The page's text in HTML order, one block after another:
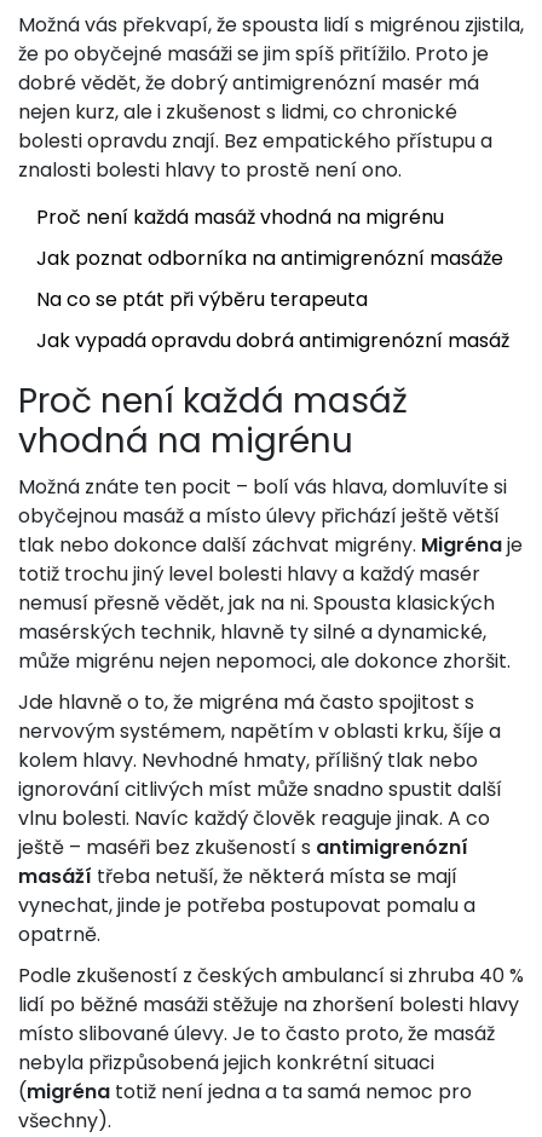
Možná vás překvapí, že spousta lidí s migrénou zjistila,
že po obyčejné masáži se jim spíš přitížilo. Proto je
dobré vědět, že dobrý antimigrenózní masér má
nejen kurz, ale i zkušenost s lidmi, co chronické
bolesti opravdu znají. Bez empatického přístupu a
znalosti bolesti hlavy to prostě není ono.
Proč není každá masáž vhodná na migrénu
Jak poznat odborníka na antimigrenózní masáže
Na co se ptát při výběru terapeuta
Jak vypadá opravdu dobrá antimigrenózní masáž
Proč není každá masáž
vhodná na migrénu
Možná znáte ten pocit – bolí vás hlava, domluvíte si
obyčejnou masáž a místo úlevy přichází ještě větší
tlak nebo dokonce další záchvat migrény. Migrénaje
totiž trochu jiný level bolesti hlavy a každý masér
nemusí přesně vědět, jak na ni. Spousta klasických
masérských technik, hlavně ty silné a dynamické,
může migrénu nejen nepomoci, ale dokonce zhoršit.
Jde hlavně o to, že migréna má často spojitost s
nervovým systémem, napětím v oblasti krku, šíje a
kolem hlavy. Nevhodné hmaty, přílišný tlak nebo
ignorování citlivých míst může snadno spustit další
vlnu bolesti. Navíc každý člověk reaguje jinak. A co
ještě – maséři bez zkušeností s antimigrenózní
masáží třeba netuší, že některá místa se mají
vynechat, jinde je potřeba postupovat pomalu a
opatrně.
Podle zkušeností z českých ambulancí si zhruba 40 %
lidí po běžné masáži stěžuje na zhoršení bolesti hlavy
místo slibované úlevy. Je to často proto, že masáž
nebyla přizpůsobená jejich konkrétní situaci
(migréna totiž není jedna a ta samá nemoc pro
všechny).